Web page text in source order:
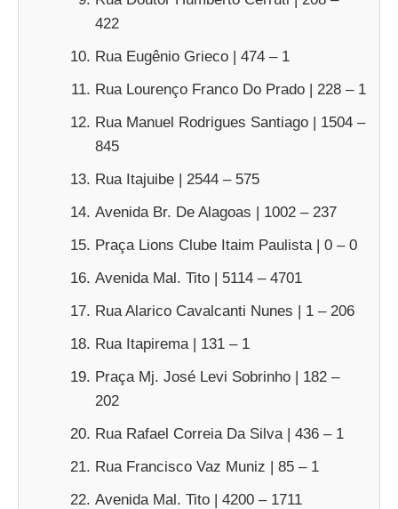
422
Rua Eugênio Grieco | 474 – 1
Rua Lourenço Franco Do Prado | 228 – 1
Rua Manuel Rodrigues Santiago | 1504 –
845
Rua Itajuibe | 2544 – 575
Avenida Br. De Alagoas | 1002 – 237
Praça Lions Clube Itaim Paulista | 0 – 0
Avenida Mal. Tito | 5114 – 4701
Rua Alarico Cavalcanti Nunes | 1 – 206
Rua Itapirema | 131 – 1
Praça Mj. José Levi Sobrinho | 182 –
202
Rua Rafael Correia Da Silva | 436 – 1
Rua Francisco Vaz Muniz | 85 – 1
Avenida Mal. Tito | 4200 – 1711